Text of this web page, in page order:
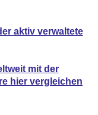
aktiv verwaltete
mit der
hier vergleichen